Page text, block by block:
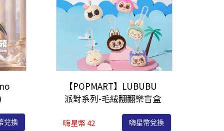
兌換
【POPMART】LUBUBU
派對系列-毛絨翻翻樂盲盒
嗨星幣 42 嗨星幣兌換